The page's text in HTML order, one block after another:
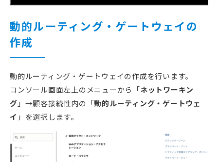
動的ルーティング・ゲートウェイの
作成
動的ルーティング・ゲートウェイの作成を行います。
コンソール画面左上のメニューから「ネットワーキン
グ 」→顧客接続性内の「動的ルーティング・ゲートウェ
イ 」を選択します。